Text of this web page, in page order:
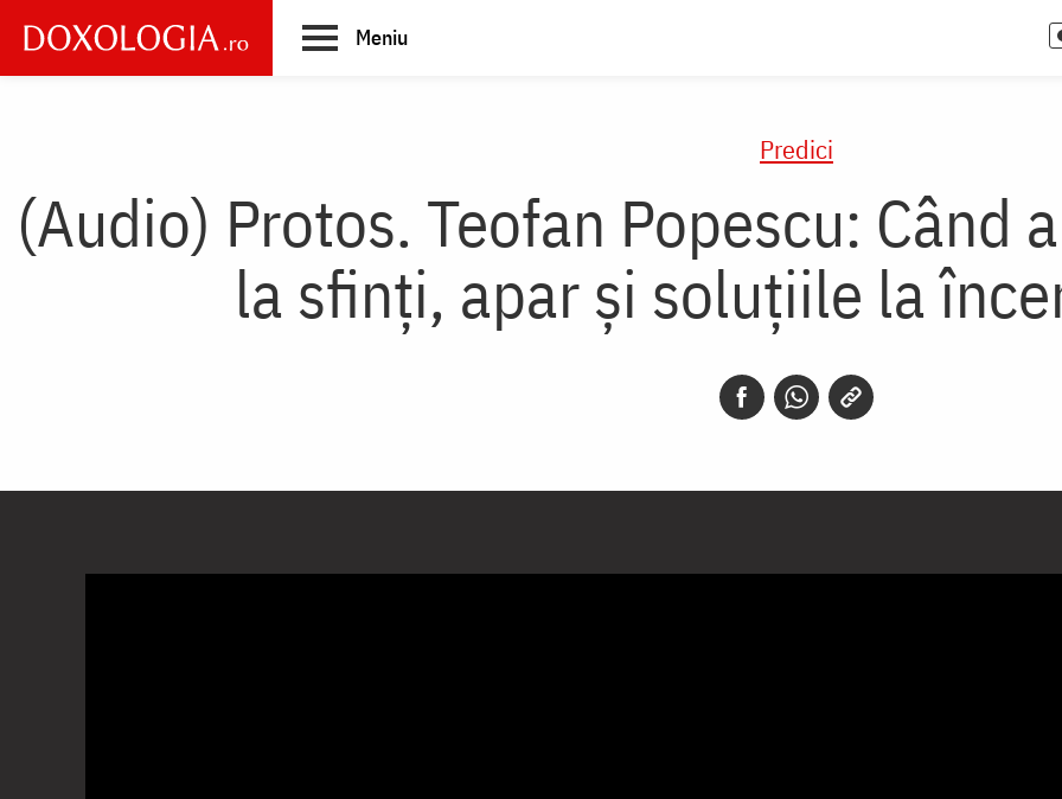
main
Meniu
Predici
(Audio) Protos. Teofan Popescu: Când
la sfinți, apar și soluțiile la